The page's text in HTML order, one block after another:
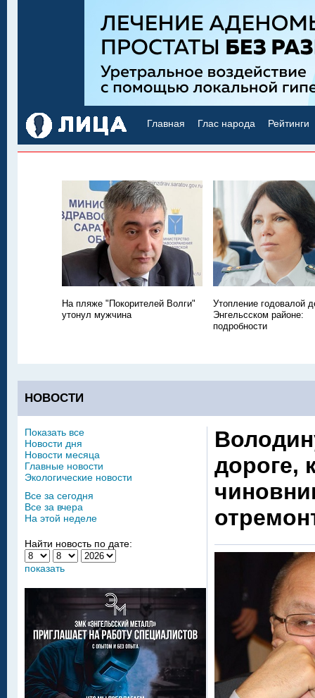
Главная Глас народа Рейтинги
На пляже "Покорителей Волги"
утонул мужчина
Утопление годовалой
Энгельсском районе:
подробности
НОВОСТИ
дороге,
Показать все
Новости дня
Новости месяца
Главные новости
Экологические новости
Все за сегодня
Все за вчера
На этой неделе
Найти новость по дате:
показать